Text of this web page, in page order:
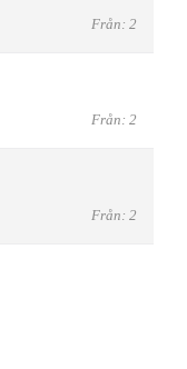
Från: 2
Från: 2
Från: 2